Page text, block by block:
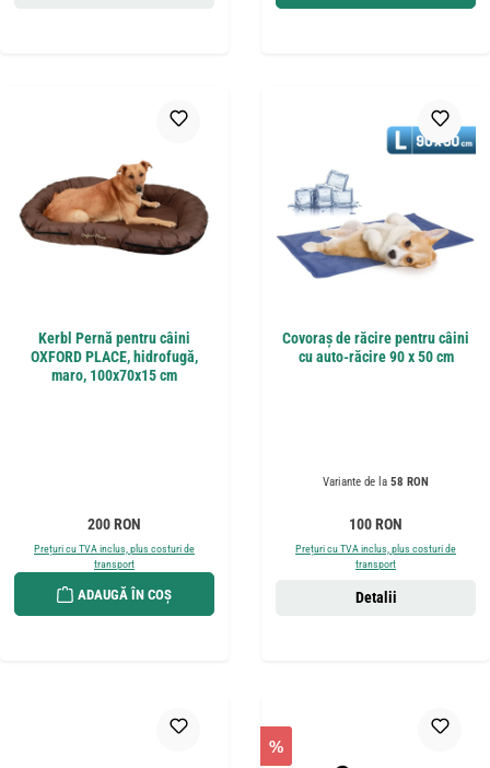
Kerbl Pernă pentru câini
OXFORD PLACE, hidrofugă,
maro, 100x70x15 cm
Preț obișnuit:
200 RON
Prețuri cu TVA inclus, plus costuri de
transport
ADAUGĂ ÎN COȘ
Covoraș de răcire pentru câini
cu auto-răcire 90 x 50 cm
Variante de la 58 RON
Preț obișnuit:
100 RON
Prețuri cu TVA inclus, plus costuri de
transport
Detalii
%